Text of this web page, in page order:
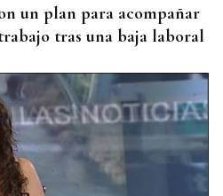
un plan para acompañar
tras una baja laboral